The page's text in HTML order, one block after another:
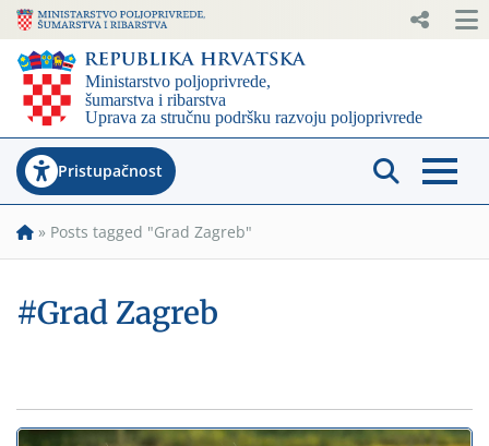
Pristupačnost
» Posts tagged "Grad Zagreb"
#Grad Zagreb